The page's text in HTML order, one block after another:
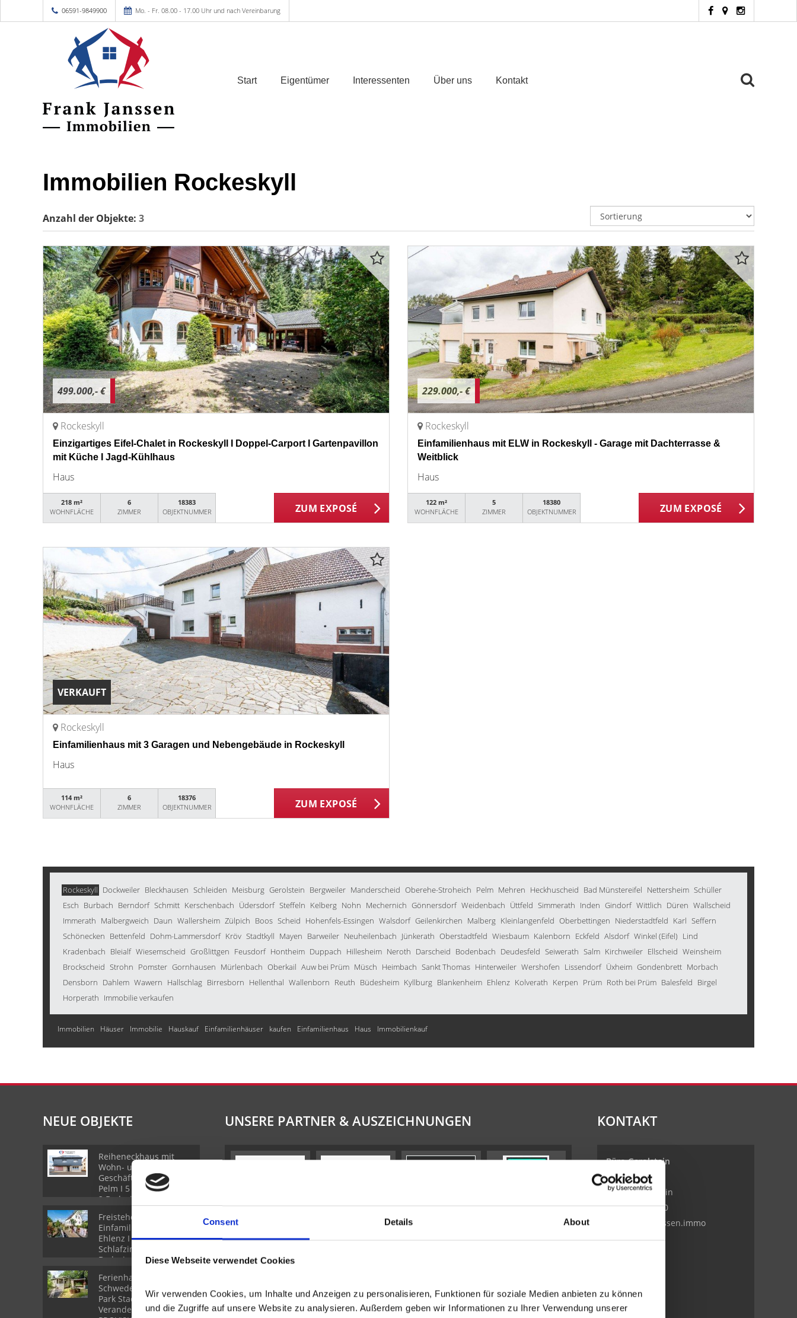
Consent Details About
Diese Webseite verwendet Cookies
Wir verwenden Cookies, um Inhalte und Anzeigen zu personalisieren, Funktionen für soziale Medien anbieten zu können
und die Zugriffe auf unsere Website zu analysieren. Außerdem geben wir Informationen zu Ihrer Verwendung unserer
06591-9849900 Mo. - Fr. 08.00 - 17.00 Uhr und nach Vereinbarung
Start Eigentümer Interessenten Über uns Kontakt
Immobilien Rockeskyll
Anzahl der Objekte: 3
499.000,- €
Rockeskyll
Einzigartiges Eifel-Chalet in Rockeskyll I Doppel-Carport I Gartenpavillon
mit Küche I Jagd-Kühlhaus
Haus
218 m²
WOHNFLÄCHE
6
ZIMMER
18383
OBJEKTNUMMER
ZUM EXPOSÉ
229.000,- €
Rockeskyll
Einfamilienhaus mit ELW in Rockeskyll - Garage mit Dachterrasse &
Weitblick
Haus
122 m²
WOHNFLÄCHE
5
ZIMMER
18380
OBJEKTNUMMER
ZUM EXPOSÉ
VERKAUFT
Rockeskyll
Einfamilienhaus mit 3 Garagen und Nebengebäude in Rockeskyll
Haus
114 m²
WOHNFLÄCHE
6
ZIMMER
18376
OBJEKTNUMMER
ZUM EXPOSÉ
Rockeskyll Dockweiler Bleckhausen Schleiden Meisburg Gerolstein Bergweiler Manderscheid Oberehe-Stroheich Pelm Mehren Heckhuscheid Bad Münstereifel Nettersheim Schüller
Esch Burbach Berndorf Schmitt Kerschenbach Üdersdorf Steffeln Kelberg Nohn Mechernich Gönnersdorf Weidenbach Üttfeld Simmerath Inden Gindorf Wittlich Düren Wallscheid
Immerath Malbergweich Daun Wallersheim Zülpich Boos Scheid Hohenfels-Essingen Walsdorf Geilenkirchen Malberg Kleinlangenfeld Oberbettingen Niederstadtfeld Karl Seffern
Schönecken Bettenfeld Dohm-Lammersdorf Kröv Stadtkyll Mayen Barweiler Neuheilenbach Jünkerath Oberstadtfeld Wiesbaum Kalenborn Eckfeld Alsdorf Winkel (Eifel) Lind
Kradenbach Bleialf Wiesemscheid Großlittgen Feusdorf Hontheim Duppach Hillesheim Neroth Darscheid Bodenbach Deudesfeld Seiwerath Salm Kirchweiler Ellscheid Weinsheim
Brockscheid Strohn Pomster Gornhausen Mürlenbach Oberkail Auw bei Prüm Müsch Heimbach Sankt Thomas Hinterweiler Wershofen Lissendorf Üxheim Gondenbrett Morbach
Densborn Dahlem Wawern Hallschlag Birresborn Hellenthal Wallenborn Reuth Büdesheim Kyllburg Blankenheim Ehlenz Kolverath Kerpen Prüm Roth bei Prüm Balesfeld Birgel
Horperath Immobilie verkaufen
Immobilien Häuser Immobilie Hauskauf Einfamilienhäuser kaufen Einfamilienhaus Haus Immobilienkauf
NEUE OBJEKTE
Reiheneckhaus mit
Wohn- und
Geschäftsräumen in
Pelm I 5 Schlafzimmer I
2 Badezimmer
Freistehendes
Einfamilienhaus in
Ehlenz I Toller Garten I 3
Schlafzimmer & 2
Badezimmer I Sauna
Ferienhaus im
Schwedenstil im Landal
Park Stadtkyll I 2
Veranden I Carport I
UNSERE PARTNER & AUSZEICHNUNGEN KONTAKT
Büro Gerolstein
Hauptstraße 7
54568 Gerolstein
06591-984 9900
info@frankjanssen.immo